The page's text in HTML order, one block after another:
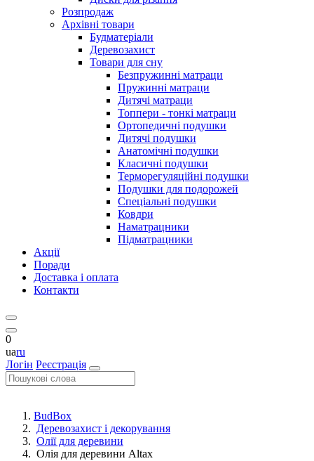
Розпродаж
Архівні товари
Будматеріали
Деревозахист
Товари для сну
Безпружинні матраци
Пружинні матраци
Дитячі матраци
Топпери - тонкі матраци
Ортопедичні подушки
Дитячі подушки
Анатомічні подушки
Класичні подушки
Терморегуляційні подушки
Подушки для подорожей
Спеціальні подушки
Ковдри
Наматрацники
Підматрацники
Акції
Поради
Доставка і оплата
Контакти
0
uaru
Логін Реєстрація
BudBox
Деревозахист і декорування
Олії для деревини
Олія для деревини Altax